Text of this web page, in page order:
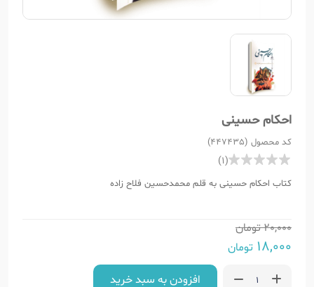
احکام حسینی
کد محصول (447435)
(1)
کتاب احکام حسینی به قلم محمدحسین فلاح زاده
20,000تومان
18,000 تومان
افزودن به سبد خرید